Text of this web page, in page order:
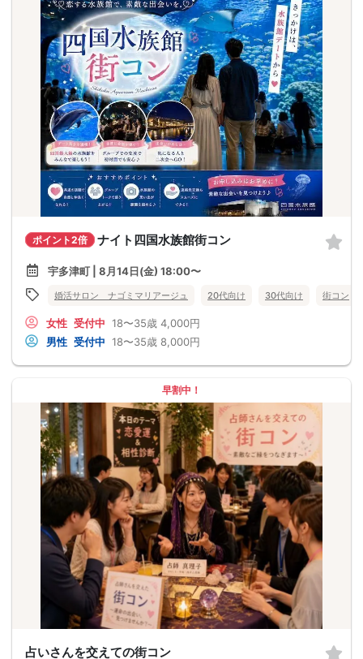
ポイント2倍 ナイト四国水族館街コン
宇多津町 | 8月14日(金) 18:00〜
婚活サロン ナゴミマリアージュ 20代向け 30代向け 街コン
女性 受付中 18〜35歳 4,000円
男性 受付中 18〜35歳 8,000円
早割中！
占いさんを交えての街コン